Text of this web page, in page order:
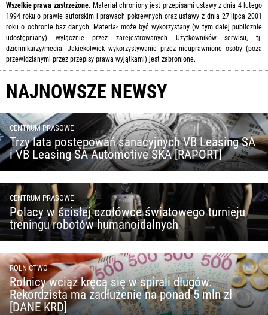
Wszelkie prawa zastrzeżone. Materiał chroniony jest przepisami ustawy z dnia 4 lutego
1994 roku o prawie autorskim i prawach pokrewnych oraz ustawy z dnia 27 lipca 2001
roku o ochronie baz danych. Materiał może być wykorzystany (w tym dalej publicznie
udostępniany) wyłącznie przez zarejestrowanych Użytkowników serwisu, tj.
dziennikarzy/media. Jakiekolwiek wykorzystywanie przez nieuprawnione osoby (poza
przewidzianymi przez przepisy prawa wyjątkami) jest zabronione.
NAJNOWSZE NEWSY
CENTRUM PRASOWE
Trzy lata postępowań sanacyjnych VB Leasing SA
i VB Leasing SA Automotive SKA [RAPORT]
CENTRUM PRASOWE
Polacy w ścisłej czołówce światowego turnieju
treningu robotów humanoidalnych
ROLNICTWO
Rolnicy wciąż kręcą się w spirali długów.
Rekordzista ma zadłużenie na ponad 5 mln zł
[DANE KRD]